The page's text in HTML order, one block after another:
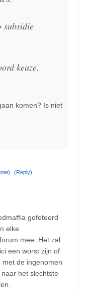
keuze.
komen? Is niet
(Reply)
gefeteerd
elke
mee. Het zal
een worst zijn of
de ingenomen
het slechtste